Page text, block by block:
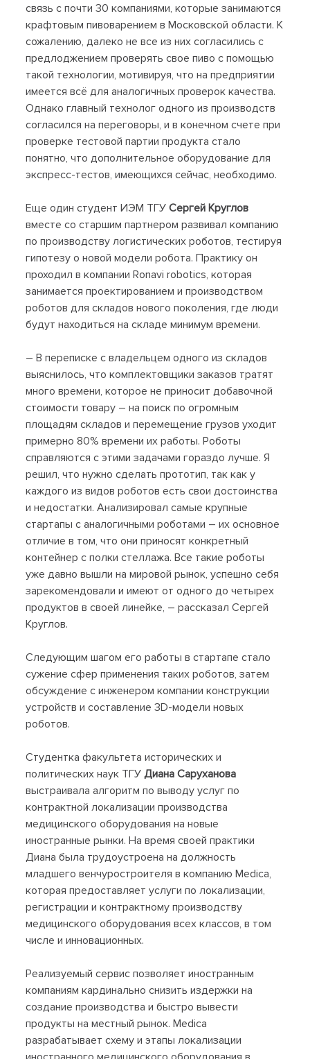
связь с почти 30 компаниями, которые занимаются
крафтовым пивоварением в Московской области. К
сожалению, далеко не все из них согласились с
предлоджением проверять свое пиво с помощью
такой технологии, мотивируя, что на предприятии
имеется всё для аналогичных проверок качества.
Однако главный технолог одного из производств
согласился на переговоры, и в конечном счете при
проверке тестовой партии продукта стало
понятно, что дополнительное оборудование для
экспресс-тестов, имеющихся сейчас, необходимо.
Еще один студент ИЭМ ТГУСергей Круглов
вместе со старшим партнером развивал компанию
по производству логистических роботов, тестируя
гипотезу о новой модели робота. Практику он
проходил в компании Ronavi robotics, которая
занимается проектированием и производством
роботов для складов нового поколения, где люди
будут находиться на складе минимум времени.
– В переписке с владельцем одного из складов
выяснилось, что комплектовщики заказов тратят
много времени, которое не приносит добавочной
стоимости товару – на поиск по огромным
площадям складов и перемещение грузов уходит
примерно 80% времени их работы. Роботы
справляются с этими задачами гораздо лучше. Я
решил, что нужно сделать прототип, так как у
каждого из видов роботов есть свои достоинства
и недостатки. Анализировал самые крупные
стартапы с аналогичными роботами – их основное
отличие в том, что они приносят конкретный
контейнер с полки стеллажа. Все такие роботы
уже давно вышли на мировой рынок, успешно себя
зарекомендовали и имеют от одного до четырех
продуктов в своей линейке, – рассказал Сергей
Круглов.
Следующим шагом его работы в стартапе стало
сужение сфер применения таких роботов, затем
обсуждение с инженером компании конструкции
устройств и составление 3D-модели новых
роботов.
Студентка факультета исторических и
политических наук ТГУДиана Саруханова
выстраивала алгоритм по выводу услуг по
контрактной локализации производства
медицинского оборудования на новые
иностранные рынки. На время своей практики
Диана была трудоустроена на должность
младшего венчуростроителя в компанию Medica,
которая предоставляет услуги по локализации,
регистрации и контрактному производству
медицинского оборудования всех классов, в том
числе и инновационных.
Реализуемый сервис позволяет иностранным
компаниям кардинально снизить издержки на
создание производства и быстро вывести
продукты на местный рынок. Medica
разрабатывает схему и этапы локализации